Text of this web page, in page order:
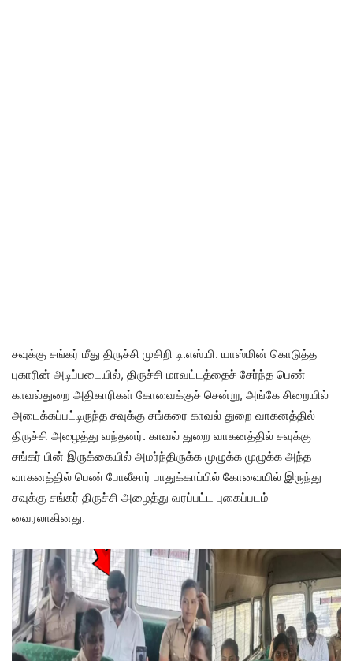
சவுக்கு சங்கர் மீது திருச்சி முசிறி டி.எஸ்.பி. யாஸ்மின் கொடுத்த
புகாரின் அடிப்படையில், திருச்சி மாவட்டத்தைச் சேர்ந்த பெண்
காவல்துறை அதிகாரிகள் கோவைக்குச் சென்று, அங்கே சிறையில்
அடைக்கப்பட்டிருந்த சவுக்கு சங்கரை காவல் துறை வாகனத்தில்
திருச்சி அழைத்து வந்தனர். காவல் துறை வாகனத்தில் சவுக்கு
சங்கர் பின் இருக்கையில் அமர்ந்திருக்க முழுக்க முழுக்க அந்த
வாகனத்தில் பெண் போலீசார் பாதுக்காப்பில் கோவையில் இருந்து
சவுக்கு சங்கர் திருச்சி அழைத்து வரப்பட்ட புகைப்படம்
வைரலாகினது.